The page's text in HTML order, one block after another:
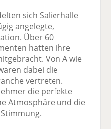
sich Salierhalle
angelegte,
Über 60
hatten ihre
Von A wie
dabei die
vertreten.
die perfekte
Atmosphäre und die